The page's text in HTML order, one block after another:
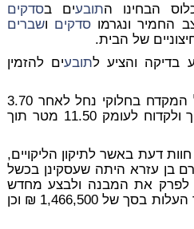
הבחינו התובעים בסדקים
החמיר ונגרמו סדקים ושברים
של הבית.
בדיקה והציע לתובעים להזמין
במסגרת הבדיקה אכן נתקל המקדח בחלוקי נחל לאחר 3.70
מטר אולם ניתן היה להמשיך ולקדוח לעומק 11.50 מטר תוך
חוות דעת באשר לתיקון הליקויים,
בן עזרא היתה שעסקינן בכשל
לפרק את המבנה ולבצע מחדש
העריך העלות בסך של 1,466,500 ₪ וכן